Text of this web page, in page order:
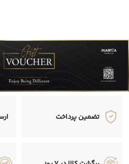
تضمین پرداخت